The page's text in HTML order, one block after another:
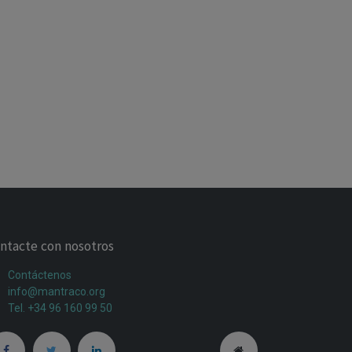
con nosotros
Contáctenos
info@mantraco.org
Tel. +34 96 160 99 50